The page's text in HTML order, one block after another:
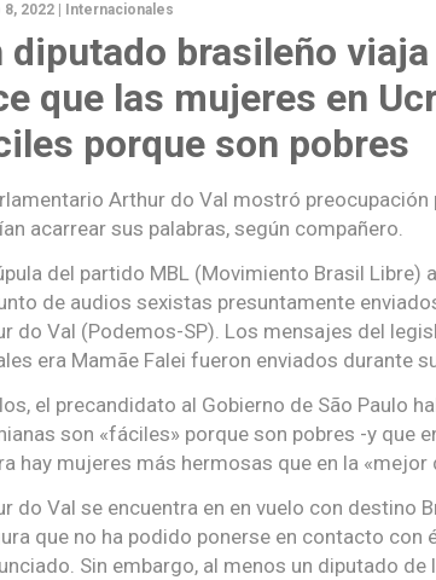
2022 | Internacionales
diputado brasileño
que las mujeres en
porque son pobres
Arthur do Val mostró
acarrear sus palabras, según compañero.
del partido MBL (Movimiento Brasil Libre)
de audios sexistas presuntamente
do Val (Podemos-SP). Los mensajes del
era Mamãe Falei fueron enviados durante
el precandidato al Gobierno de São Paulo
son «fáciles» porque son pobres -y que
hay mujeres más hermosas que en la «mejor
do Val se encuentra en en vuelo con destino
que no ha podido ponerse en contacto con
Sin embargo, al menos un diputado